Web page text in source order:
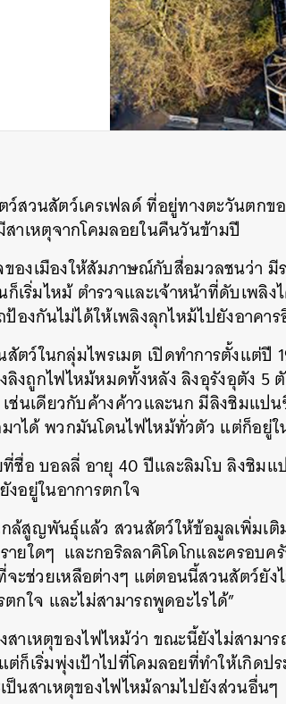
สวนสัตว์เครเฟลด์ ที่อยู่ทางตะวันตกข
าเหตุจากโคมลอยในคืนวันข้ามปี
องเมืองให้สัมภาษณ์กับสื่อมวลชนว่า มี
ริ่มไหม้ ตำรวจและเจ้าหน้าที่ดับเพลิง
องกันไม่ได้ให้เพลิงลุกไหม้ไปยังอาคา
ว์ในกลุ่มไพรเมต เปิดทำการตั้งแต่ปี
งถูกไฟไหม้หมดทั้งหลัง ลิงอุรังอุตัง 5
นเดียวกับค้างค้าวและนก มีลิงชิมแป
ได้ พวกมันโดนไฟไหม้ทั่วตัว แต่ก็อยู่ใ
ชื่อ บอลลี่ อายุ 40 ปีและลิมโบ ลิงชิม
อยู่ในอาการตกใจ
ล้สูญพันธุ์แล้ว สวนสัตว์ให้ข้อมูลเพิ่มเ
ายใดๆ และกอริลลาคิโดโกและครอบ
ช่วยเหลือต่างๆ แต่ตอนนี้สวนสัตว์ยัง
กใจ และไม่สามารถพูดอะไรได้”
สาเหตุของไฟไหม้ว่า ขณะนี้ยังไม่สามา
ก็เริ่มพุ่งเป้าไปที่โคมลอยที่ทำให้เกิดป
นสาเหตุของไฟไหม้ลามไปยังส่วนอื่นๆ